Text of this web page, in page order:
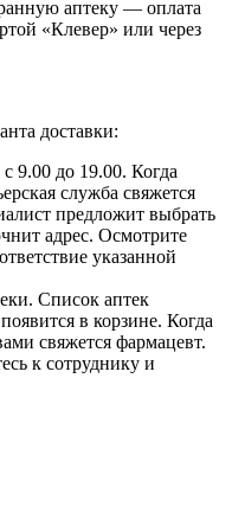
аптеку — оплата
«Клевер» или через
доставки:
с 9.00 до 19.00. Когда
служба свяжется
предложит выбрать
адрес. Осмотрите
указанной
Список аптек
в корзине. Когда
свяжется фармацевт.
к сотруднику и